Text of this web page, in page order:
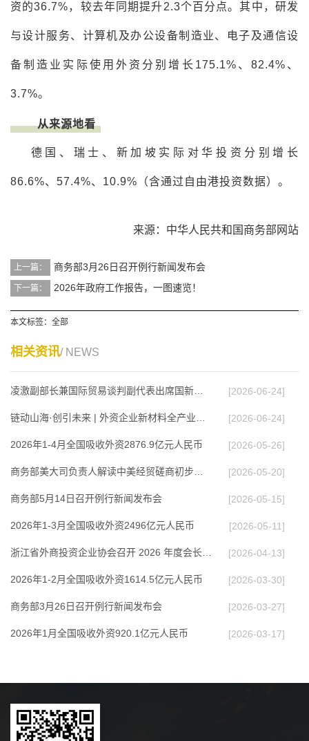
资的36.7%，较去年同期提升2.3个百分点。其中，研发
与设计服务、计算机及办公设备制造业、电子及通信设
备制造业实际使用外资分别增长175.1%、82.4%、
3.7%。
从来源地看
德国、瑞士、新加坡实际对华投资分别增长
86.6%、57.4%、10.9%（含通过自由港投资数据）。
来源：中华人民共和国商务部网站
上一篇： 商务部3月26日召开例行新闻发布会
下一篇： 2026年政府工作报告，一图速览！
本文标签： 全部
相关资讯/ NEWS
[2026-06-24]
[2026-06-24]
2026年1-4月全国吸收外资2876.9亿元人民币 [2026-05-26]
[2026-05-20]
商务部5月14日召开例行新闻发布会 [2026-05-15]
2026年1-3月全国吸收外资2496亿元人民币 [2026-05-11]
[2026-04-13]
2026年1-2月全国吸收外资1614.5亿元人民币 [2026-03-30]
商务部3月26日召开例行新闻发布会 [2026-03-27]
2026年1月全国吸收外资920.1亿元人民币 [2026-03-17]